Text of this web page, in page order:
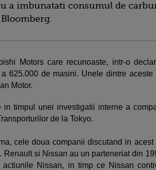
a imbunatati consumul de
Motors care recunoaste, intr-o
625.000 de masini. Unele dintre aceste
Motor.
in timpul unei investigatii interne a
de la Tokyo.
cele doua companii discutand in acest
Renault si Nissan au un parteneriat din
actiunile Nissan, in timp ce Nissan